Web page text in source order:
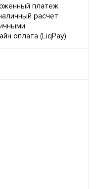
платеж
расчет
оплата (LiqPay)